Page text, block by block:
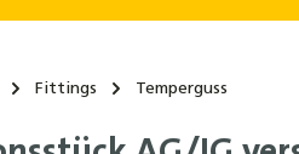
Fittings Temperguss